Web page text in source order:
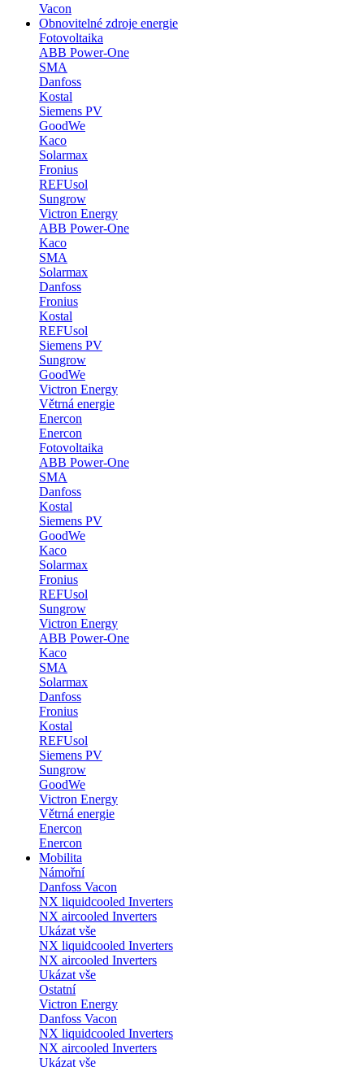
Vacon
Obnovitelné zdroje energie
Fotovoltaika
ABB Power-One
SMA
Danfoss
Kostal
Siemens PV
GoodWe
Kaco
Solarmax
Fronius
REFUsol
Sungrow
Victron Energy
ABB Power-One
Kaco
SMA
Solarmax
Danfoss
Fronius
Kostal
REFUsol
Siemens PV
Sungrow
GoodWe
Victron Energy
Větrná energie
Enercon
Enercon
Fotovoltaika
ABB Power-One
SMA
Danfoss
Kostal
Siemens PV
GoodWe
Kaco
Solarmax
Fronius
REFUsol
Sungrow
Victron Energy
ABB Power-One
Kaco
SMA
Solarmax
Danfoss
Fronius
Kostal
REFUsol
Siemens PV
Sungrow
GoodWe
Victron Energy
Větrná energie
Enercon
Enercon
Mobilita
Námořní
Danfoss Vacon
NX liquidcooled Inverters
NX aircooled Inverters
Ukázat vše
NX liquidcooled Inverters
NX aircooled Inverters
Ukázat vše
Ostatní
Victron Energy
Danfoss Vacon
NX liquidcooled Inverters
NX aircooled Inverters
Ukázat vše